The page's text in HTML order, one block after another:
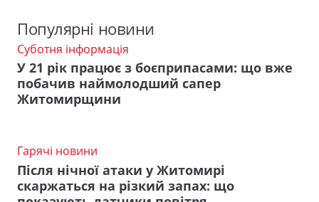
Популярні новини
Суботня інформація
У 21 рік працює з боєприпасами: що вже
побачив наймолодший сапер
Житомирщини
Гарячі новини
Після нічної атаки у Житомирі
скаржаться на різкий запах: що